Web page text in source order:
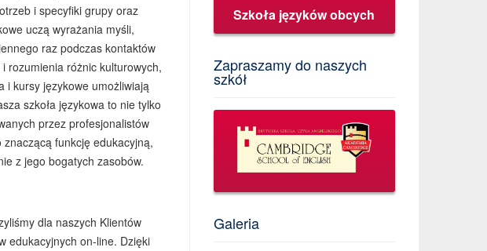
i specyfiki grupy oraz
uczą wyrażania myśli,
raz podczas kontaktów
rozumienia różnic kulturowych,
i kursy językowe umożliwiają
szkoła językowa to nie tylko
przez profesjonalistów
funkcję edukacyjną,
z jego bogatych zasobów.
dla naszych Klientów
edukacyjnych on-line. Dzięki
Szkoła języków obcych
Zapraszamy do naszych
szkół
Galeria